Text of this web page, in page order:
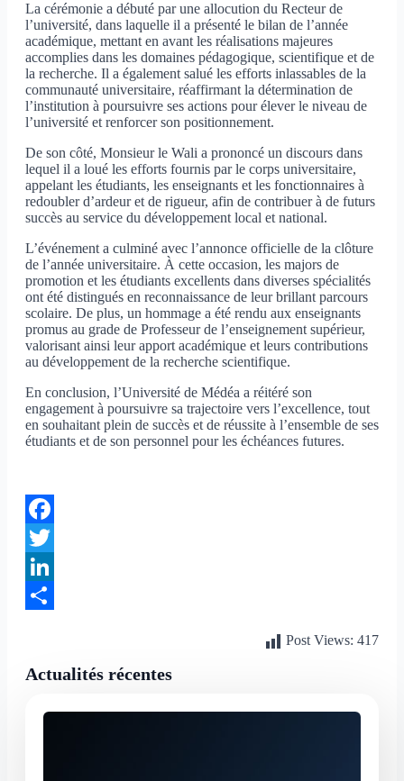
La cérémonie a débuté par une allocution du Recteur de
l’université, dans laquelle il a présenté le bilan de l’année
académique, mettant en avant les réalisations majeures
accomplies dans les domaines pédagogique, scientifique et de
la recherche. Il a également salué les efforts inlassables de la
communauté universitaire, réaffirmant la détermination de
l’institution à poursuivre ses actions pour élever le niveau de
l’université et renforcer son positionnement.
De son côté, Monsieur le Wali a prononcé un discours dans
lequel il a loué les efforts fournis par le corps universitaire,
appelant les étudiants, les enseignants et les fonctionnaires à
redoubler d’ardeur et de rigueur, afin de contribuer à de futurs
succès au service du développement local et national.
L’événement a culminé avec l’annonce officielle de la clôture
de l’année universitaire. À cette occasion, les majors de
promotion et les étudiants excellents dans diverses spécialités
ont été distingués en reconnaissance de leur brillant parcours
scolaire. De plus, un hommage a été rendu aux enseignants
promus au grade de Professeur de l’enseignement supérieur,
valorisant ainsi leur apport académique et leurs contributions
au développement de la recherche scientifique.
En conclusion, l’Université de Médéa a réitéré son
engagement à poursuivre sa trajectoire vers l’excellence, tout
en souhaitant plein de succès et de réussite à l’ensemble de ses
étudiants et de son personnel pour les échéances futures.
Facebook
Twitter
LinkedIn
Post Views: 417
Actualités récentes